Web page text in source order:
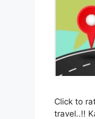
Click to
travel..!!